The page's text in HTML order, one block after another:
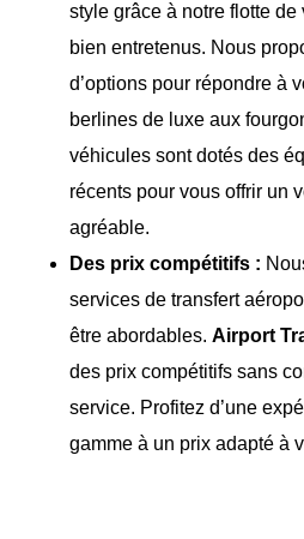
style grâce à notre flotte
bien entretenus. Nous
d’options pour répondre à
berlines de luxe aux
véhicules sont dotés des
récents pour vous offrir un
agréable.
Des prix compétitifs :
services de transfert
être abordables. Airport
des prix compétitifs sans
service. Profitez d’une
gamme à un prix adapté à